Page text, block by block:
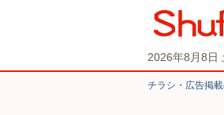
2026年8月8日
チラシ・​広告掲